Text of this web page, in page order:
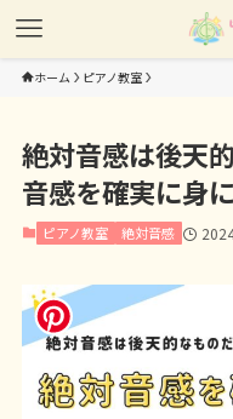
ホーム ピアノ教室
絶対音感は後天
音感を確実に身
ピアノ教室 絶対音感